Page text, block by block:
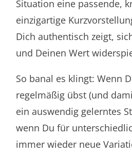
Situation eine passende,
einzigartige
Dich authentisch zeigt,
und Deinen Wert
So banal es klingt: Wenn
regelmäßig übst (und
ein auswendig gelerntes
wenn Du für
immer wieder neue